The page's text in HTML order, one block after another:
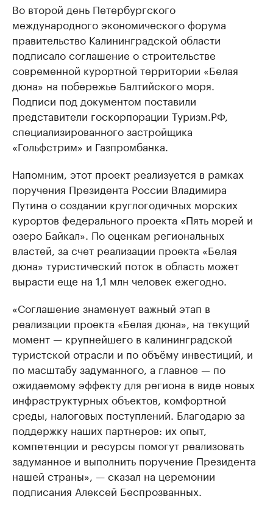
Во второй день Петербургского
международного экономического форума
правительство Калининградской области
подписало соглашение о строительстве
современной курортной территории «Белая
дюна» на побережье Балтийского моря.
Подписи под документом поставили
представители госкорпорации Туризм.РФ,
специализированного застройщика
«Гольфстрим» и Газпромбанка.
Напомним, этот проект реализуется в рамках
поручения Президента России Владимира
Путина о создании круглогодичных морских
курортов федерального проекта «Пять морей и
озеро Байкал». По оценкам региональных
властей, за счет реализации проекта «Белая
дюна» туристический поток в область может
вырасти еще на 1,1 млн человек ежегодно.
«Соглашение знаменует важный этап в
реализации проекта «Белая дюна», на текущий
момент — крупнейшего в калининградской
туристской отрасли и по объёму инвестиций, и
по масштабу задуманного, а главное — по
ожидаемому эффекту для региона в виде новых
инфраструктурных объектов, комфортной
среды, налоговых поступлений. Благодарю за
поддержку наших партнеров: их опыт,
компетенции и ресурсы помогут реализовать
задуманное и выполнить поручение Президента
нашей страны», — сказал на церемонии
подписания Алексей Беспрозванных.